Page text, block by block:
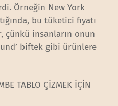
Örneğin New York
bu tüketici fiyatı
çünkü insanların onun
biftek gibi ürünlere
TABLO ÇİZMEK İÇİN